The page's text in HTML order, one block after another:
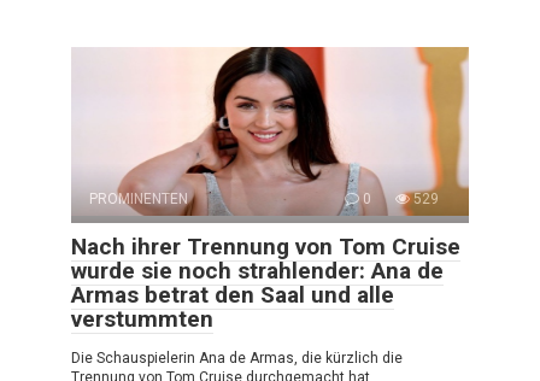
PROMINENTEN 0 529
Nach ihrer Trennung von Tom Cruise
wurde sie noch strahlender: Ana de
Armas betrat den Saal und alle
verstummten
Die Schauspielerin Ana de Armas, die kürzlich die